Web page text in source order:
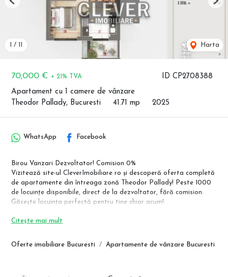
ID CP2708388
70,000 € + 21% TVA
Apartament cu 1 camere de vânzare
Theodor Pallady, Bucuresti
41.71 mp 2025
/ Harta
Previous
Oferte imobiliare Bucuresti Apartamente de vânzare Bucuresti
WhatsApp Facebook
Birou Vanzari Dezvoltator! Comision 0%
Vizitează site-ul CleverImobiliare ro și descoperă oferta completă
de apartamente din întreaga zonă Theodor Pallady! Peste 1000
de locuințe disponibile, direct de la dezvoltator, fără comision.
Găsește locuința perfectă pentru tine chiar acum!
Pret: 70.000 Euro+TVA
oferă un echilibru ideal între confort, accesibilitate și rafinament.
Citește mai mult